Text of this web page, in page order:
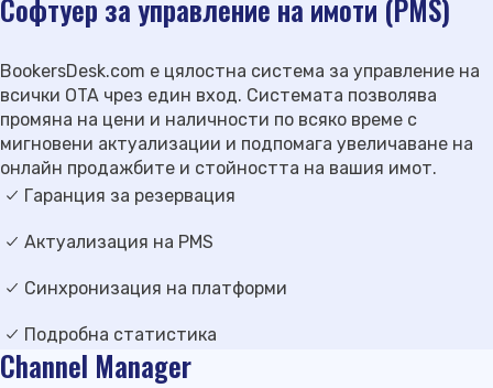
Софтуер за управление на имоти (PMS)
BookersDesk.com е цялостна система за управление на
всички OTA чрез един вход. Системата позволява
промяна на цени и наличности по всяко време с
мигновени актуализации и подпомага увеличаване на
онлайн продажбите и стойността на вашия имот.
Гаранция за резервация
Актуализация на PMS
Синхронизация на платформи
Подробна статистика
Channel Manager